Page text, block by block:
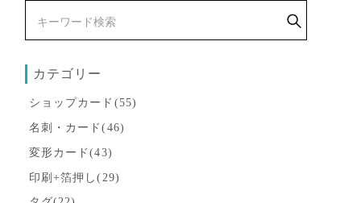
カテゴリー
ショップカード(55)
名刺・カード(46)
変形カード(43)
印刷+箔押し(29)